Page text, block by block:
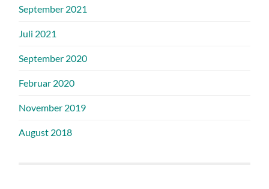
September 2021
Juli 2021
September 2020
Februar 2020
November 2019
August 2018